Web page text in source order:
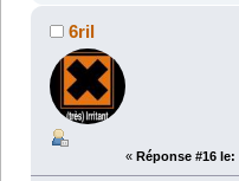
6ril
« Réponse #16 le: